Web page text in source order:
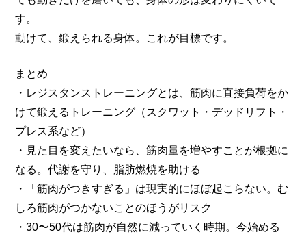
す。
動けて、鍛えられる身体。これが目標です。
まとめ
・レジスタンストレーニングとは、筋肉に直接負荷をか
けて鍛えるトレーニング（スクワット・デッドリフト・
プレス系など）
・見た目を変えたいなら、筋肉量を増やすことが根拠に
なる。代謝を守り、脂肪燃焼を助ける
・「筋肉がつきすぎる」は現実的にほぼ起こらない。む
しろ筋肉がつかないことのほうがリスク
・30〜50代は筋肉が自然に減っていく時期。今始める